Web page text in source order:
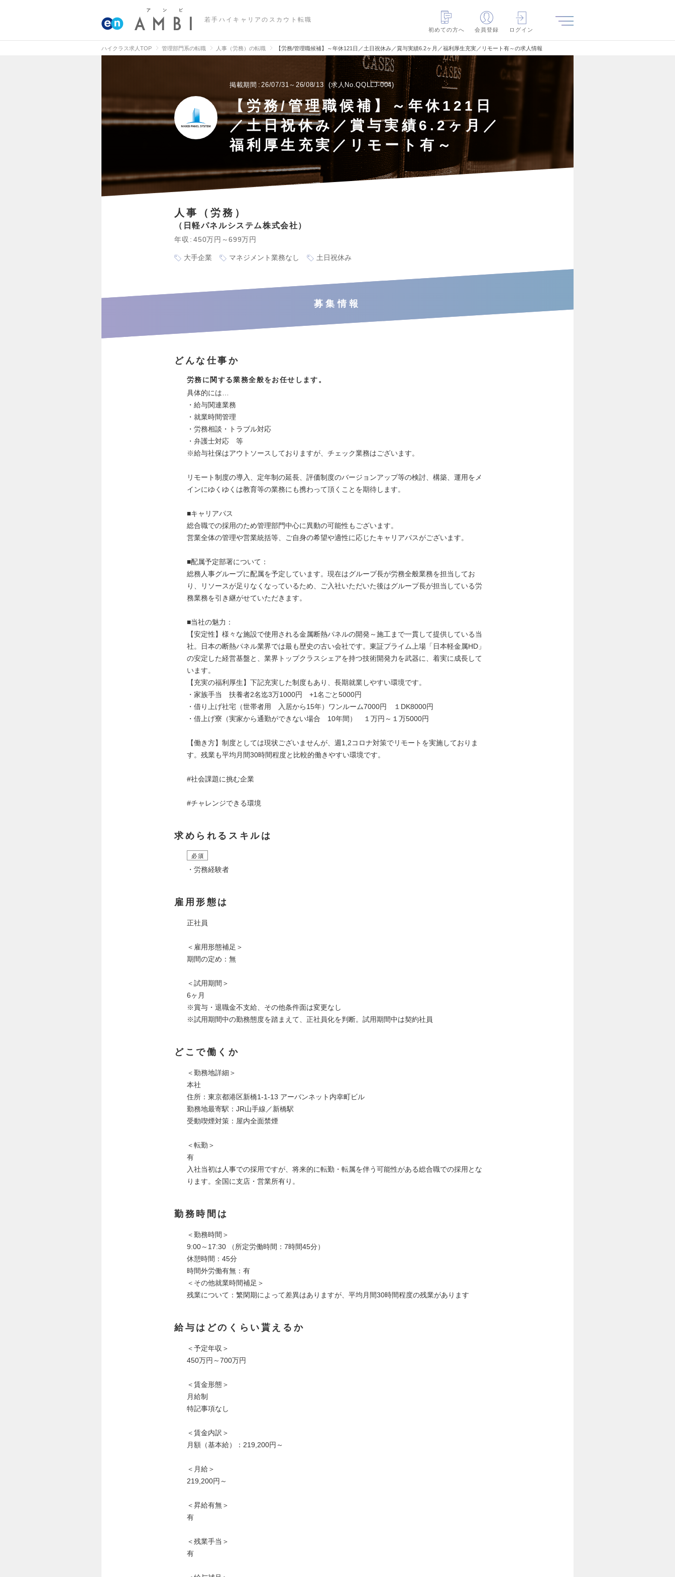
若手ハイキャリアのスカウト転職
初めての方へ
会員登録 ログイン
ハイクラス求人TOP 管理部門系の転職 人事（労務）の転職 【労務/管理職候補】～年休121日／土日祝休み／賞与実績6.2ヶ月／福利厚生充実／リモート有～の求人情報
掲載期間 26/07/31～26/08/13 求人No.QQLLJ-004
【労務/管理職候補】～年休121日
／土日祝休み／賞与実績6.2ヶ月／
福利厚生充実／リモート有～
人事（労務）
日軽パネルシステム株式会社
年収 450万円～699万円
大手企業 マネジメント業務なし 土日祝休み
募集情報
どんな仕事か
労務に関する業務全般をお任せします。
具体的には…
・給与関連業務
・就業時間管理
・労務相談・トラブル対応
・弁護士対応 等
※給与社保はアウトソースしておりますが、チェック業務はございます。
リモート制度の導入、定年制の延長、評価制度のバージョンアップ等の検討、構築、運用をメ
インにゆくゆくは教育等の業務にも携わって頂くことを期待します。
■キャリアパス
総合職での採用のため管理部門中心に異動の可能性もございます。
営業全体の管理や営業統括等、ご自身の希望や適性に応じたキャリアパスがございます。
■配属予定部署について：
総務人事グループに配属を予定しています。現在はグループ長が労務全般業務を担当してお
り、リソースが足りなくなっているため、ご入社いただいた後はグループ長が担当している労
務業務を引き継がせていただきます。
■当社の魅力：
【安定性】様々な施設で使用される金属断熱パネルの開発～施工まで一貫して提供している当
社。日本の断熱パネル業界では最も歴史の古い会社です。東証プライム上場「日本軽金属HD」
の安定した経営基盤と、業界トップクラスシェアを持つ技術開発力を武器に、着実に成長して
います。
【充実の福利厚生】下記充実した制度もあり、長期就業しやすい環境です。
・家族手当 扶養者2名迄3万1000円 +1名ごと5000円
・借り上げ社宅（世帯者用 入居から15年）ワンルーム7000円 １DK8000円
・借上げ寮（実家から通勤ができない場合 10年間） １万円～１万5000円
【働き方】制度としては現状ございませんが、週1,2コロナ対策でリモートを実施しておりま
す。残業も平均月間30時間程度と比較的働きやすい環境です。
#社会課題に挑む企業
#チャレンジできる環境
求められるスキルは
必須
・労務経験者
雇用形態は
正社員
＜雇用形態補足＞
期間の定め：無
＜試用期間＞
6ヶ月
※賞与・退職金不支給、その他条件面は変更なし
※試用期間中の勤務態度を踏まえて、正社員化を判断。試用期間中は契約社員
どこで働くか
＜勤務地詳細＞
本社
住所：東京都港区新橋1-1-13 アーバンネット内幸町ビル
勤務地最寄駅：JR山手線／新橋駅
受動喫煙対策：屋内全面禁煙
＜転勤＞
有
入社当初は人事での採用ですが、将来的に転勤・転属を伴う可能性がある総合職での採用とな
ります。全国に支店・営業所有り。
勤務時間は
＜勤務時間＞
9:00～17:30 （所定労働時間：7時間45分）
休憩時間：45分
時間外労働有無：有
＜その他就業時間補足＞
残業について：繁閑期によって差異はありますが、平均月間30時間程度の残業があります
給与はどのくらい貰えるか
＜予定年収＞
450万円～700万円
＜賃金形態＞
月給制
特記事項なし
＜賃金内訳＞
月額（基本給）：219,200円～
＜月給＞
219,200円～
＜昇給有無＞
有
＜残業手当＞
有